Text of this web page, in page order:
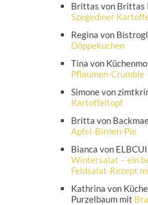
Brittas von Brittas
Szegediner
Regina von
Döppekuchen
Tina von
Pflaumen-Crumble
Simone von
Kartoffeltopf
Britta von
Apfel-Birnen-Pie
Bianca von
Wintersalat – ein
Feldsalat-Rezept
Kathrina von
Purzelbaum mit